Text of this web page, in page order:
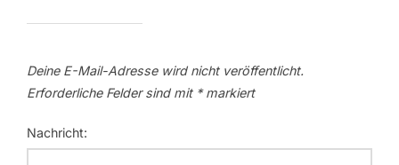
Deine E-Mail-Adresse wird nicht veröffentlicht.
Erforderliche Felder sind mit *markiert
Nachricht: